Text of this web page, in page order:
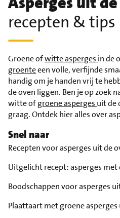
recepten & tips
Groene ofwitte asperges in de
groenteeen volle, verfijnde
handig om je handen vrij te
de oven liggen. Ben je op zoek
witte ofgroene asperges uit de
graag. Ontdek hier alles over
Snel naar
Recepten voor asperges uit de
Uitgelicht recept: asperges met
Boodschappen voor asperges
Plaattaart met groene asperges